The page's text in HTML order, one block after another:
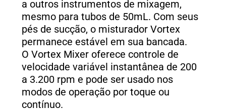
a outros instrumentos de mixagem,
mesmo para tubos de 50mL. Com seus
pés de sucção, o misturador Vortex
permanece estável em sua bancada.
O Vortex Mixer oferece controle de
velocidade variável instantânea de 200
a 3.200 rpm e pode ser usado nos
modos de operação por toque ou
contínuo.